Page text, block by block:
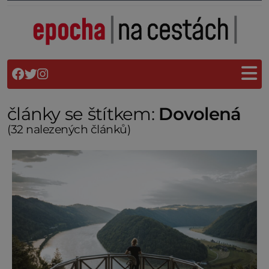
články se štítkem: Dovolená
(32 nalezených článků)